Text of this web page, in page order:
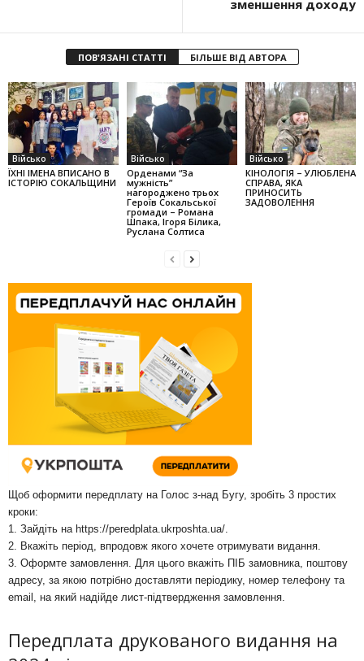
зменшення доходу
ПОВ'ЯЗАНІ СТАТТІ БІЛЬШЕ ВІД АВТОРА
Військо
ЇХНІ ІМЕНА ВПИСАНО В
ІСТОРІЮ СОКАЛЬЩИНИ
Військо
Орденами “За
мужність”
нагороджено трьох
Героїв Сока­ль­ської
громади – Романа
Шпака, Ігоря Бі­лика,
Руслана Сол­тиса
Військо
КІНОЛОГІЯ – УЛЮБЛЕНА
СПРАВА, ЯКА
ПРИНОСИТЬ
ЗАДОВОЛЕННЯ
Щоб оформити передплату на Голос з-над Бугу, зробіть 3 простих
кроки:
1. Зайдіть на https://peredplata.ukrposhta.ua/
2. Вкажіть період, впродовж якого хочете отримувати видання.
3. Оформте замовлення. Для цього вкажіть ПІБ замовника, поштову
адресу, за якою потрібно доставляти періодику, номер телефону та
email, на який надійде лист-підтвердження замовлення.
Передплата друкованого видання на